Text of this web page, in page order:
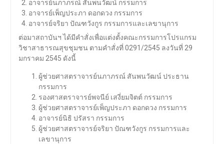
อาจารย์นภาภรณ์ สันพนวัฒน์ กรรมการ
อาจารย์เพ็ญประภา ดอกดวง กรรมการ
อาจารย์จริยา ปัณฑวังกูร กรรมการและเลขานุการ
ต่อมาสถาบันฯ ได้มีคำสั่งเพื่อแต่งตั้งคณะกรรมการโปรแกรม
วิชาสาธารณสุขชุมชน ตามคำสั่งที่ 0291/2545 ลงวันที่ 29
มกราคม 2545 ดังนี้
ผู้ช่วยศาสตราจารย์นภาภรณ์ สันพนวัฒน์ ประธาน
กรรมการ
รองศาสตราจารย์พจนีย์ เสงี่ยมจิตต์ กรรมการ
ผู้ช่วยศาสตราจารย์เพ็ญประภา ดอกดวง กรรมการ
อาจารย์นิธิ ปรัสรา กรรมการ
ผู้ช่วยศาสตราจารย์จริยา ปัณฑวังกูร กรรมการและ
เลขานุการ